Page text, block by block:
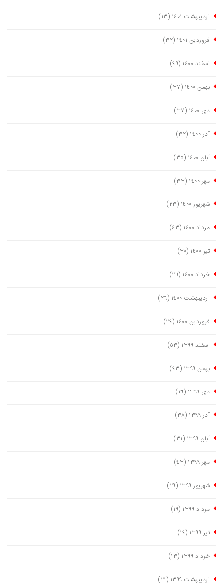
اردیبهشت ١٤٠١ (١٣)
فروردین ١٤٠١ (٣٢)
اسفند ١٤٠٠ (٤٩)
بهمن ١٤٠٠ (٣٧)
دی ١٤٠٠ (٣٧)
آذر ١٤٠٠ (٣٢)
آبان ١٤٠٠ (٣٥)
مهر ١٤٠٠ (٣٣)
شهریور ١٤٠٠ (٢٣)
مرداد ١٤٠٠ (٤٣)
تیر ١٤٠٠ (٣٠)
خرداد ١٤٠٠ (٢٦)
اردیبهشت ١٤٠٠ (٢٦)
فروردین ١٤٠٠ (٢٤)
اسفند ١٣٩٩ (٥٣)
بهمن ١٣٩٩ (٤٣)
دی ١٣٩٩ (١٦)
آذر ١٣٩٩ (٣٨)
آبان ١٣٩٩ (٣١)
مهر ١٣٩٩ (٤٣)
شهریور ١٣٩٩ (٢٩)
مرداد ١٣٩٩ (١٩)
تیر ١٣٩٩ (١٤)
خرداد ١٣٩٩ (١٣)
اردیبهشت ١٣٩٩ (٢١)